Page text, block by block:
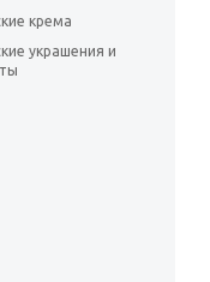
крема
украшения и